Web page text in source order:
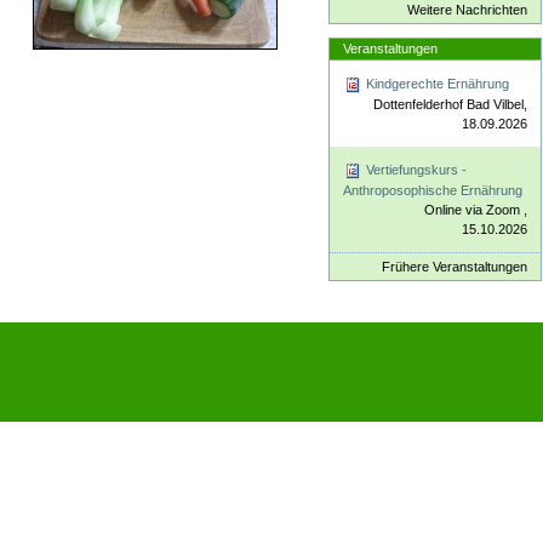
Weitere Nachrichten
Veranstaltungen
Kindgerechte Ernährung
Dottenfelderhof Bad Vilbel,
18.09.2026
Vertiefungskurs -
Anthroposophische Ernährung
Online via Zoom ,
15.10.2026
Frühere Veranstaltungen